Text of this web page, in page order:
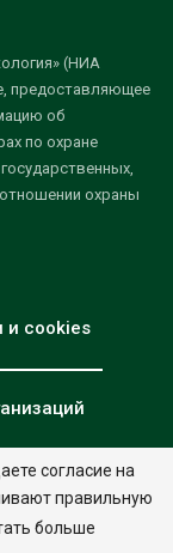
(НИА
предоставляющее
об
по охране
охраны
и cookies
Дизайн:nia.eco
согласие на
правильную
больше